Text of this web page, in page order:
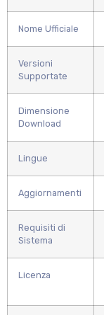
Nome Ufficiale
Versioni
Supportate
Dimensione
Download
Lingue
Aggiornamenti
Requisiti di
Sistema
Licenza